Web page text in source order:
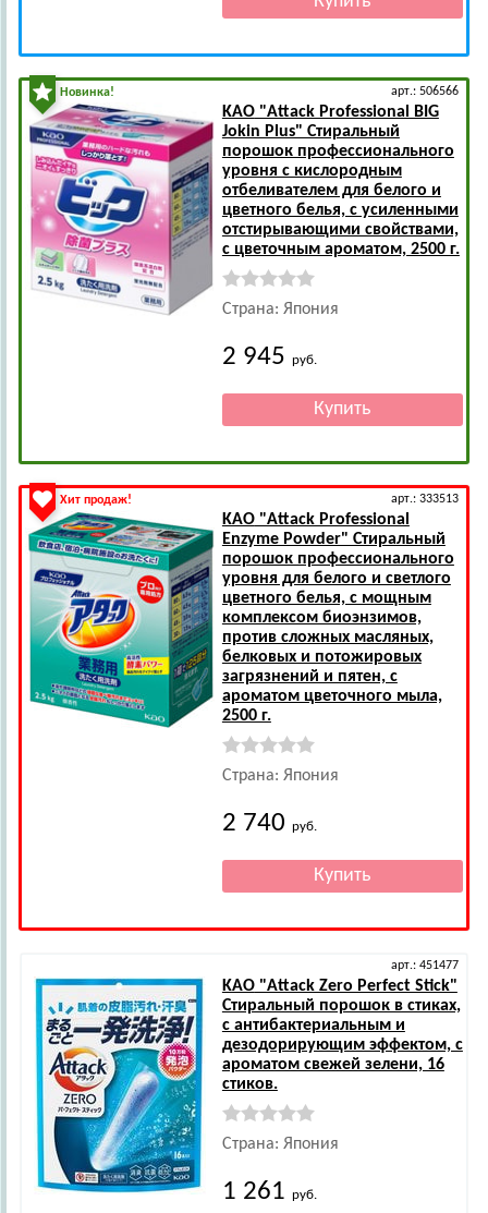
Новинка! арт.: 506566
KAO"Attack Professional BIG
Jokin Plus" Стиральный
порошок профессионального
уровня c кислородным
отбеливателем для белого и
цветного белья, с усиленными
отстирывающими свойствами,
с цветочным ароматом, 2500 г.
Страна: Япония
2 945 руб.
Хит продаж! арт.: 333513
KAO"Attack Professional
Enzyme Powder" Стиральный
порошок профессионального
уровня для белого и светлого
цветного белья, с мощным
комплексом биоэнзимов,
против сложных масляных,
белковых и потожировых
загрязнений и пятен, с
ароматом цветочного мыла,
2500 г.
Страна: Япония
2 740 руб.
арт.: 451477
KAO"Attack Zero Perfect Stick"
Стиральный порошок в стиках,
с антибактериальным и
дезодорирующим эффектом, с
ароматом свежей зелени, 16
стиков.
Страна: Япония
1 261 руб.